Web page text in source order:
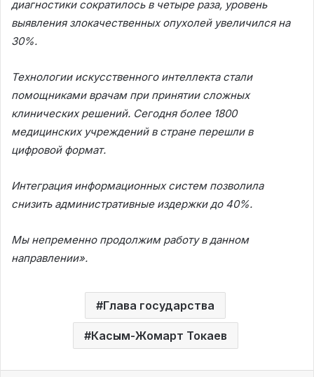
диагностики сократилось в четыре раза, уровень
выявления злокачественных опухолей увеличился на
30%.
Технологии искусственного интеллекта стали
помощниками врачам при принятии сложных
клинических решений. Сегодня более 1800
медицинских учреждений в стране перешли в
цифровой формат.
Интеграция информационных систем позволила
снизить административные издержки до 40%.
Мы непременно продолжим работу в данном
направлении».
Глава государства
Касым-Жомарт Токаев